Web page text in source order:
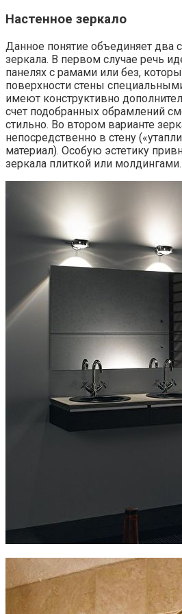
Настенное зеркало
Данное понятие объединяет два
зеркала. В первом случае речь
панелях с рамами или без,
поверхности стены
имеют конструктивно
счет подобранных обрамлений
стильно. Во втором варианте
непосредственно в стену
материал). Особую эстетику
зеркала плиткой или молдингами.